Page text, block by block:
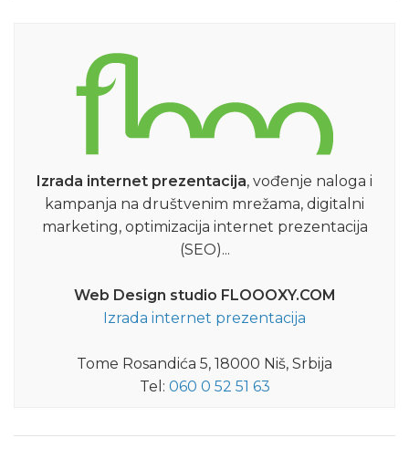
Izrada internet prezentacija, vođenje naloga i
kampanja na društvenim mrežama, digitalni
marketing, optimizacija internet prezentacija
(SEO)...
Web Design studio FLOOOXY.COM
Izrada internet prezentacija
Tome Rosandića 5, 18000 Niš, Srbija
Tel: 060 0 52 51 63